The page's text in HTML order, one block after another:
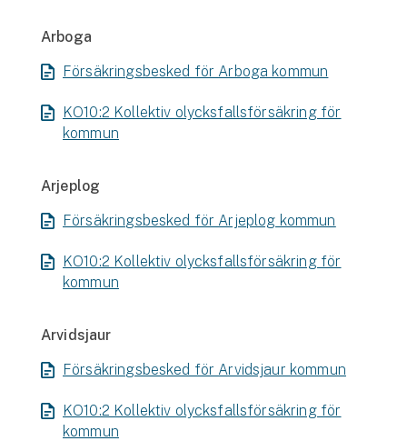
Hemförsäkring
Bostadsrättsförsäkring
Fritidshusförsäkring
Företagsförsäkring
Bilförsäkring för företag
Släpvagnsförsäkring
Drönarförsäkring
Arboga
Försäkringsbesked för Arboga kommun
KO10:2 Kollektiv olycksfallsförsäkring för
kommun
Arjeplog
Försäkringsbesked för Arjeplog kommun
KO10:2 Kollektiv olycksfallsförsäkring för
kommun
Arvidsjaur
Försäkringsbesked för Arvidsjaur kommun
KO10:2 Kollektiv olycksfallsförsäkring för
kommun